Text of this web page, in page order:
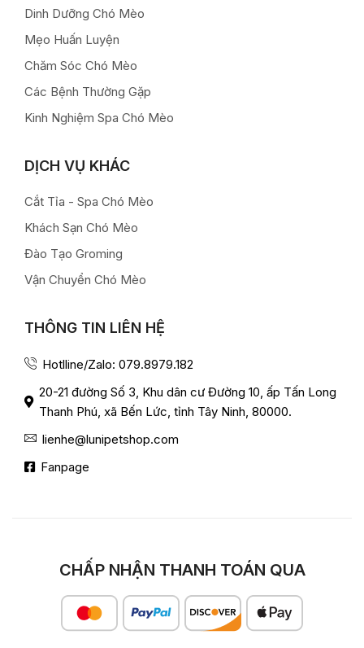
Dinh Dưỡng Chó Mèo
Mẹo Huấn Luyện
Chăm Sóc Chó Mèo
Các Bệnh Thường Gặp
Kinh Nghiệm Spa Chó Mèo
DỊCH VỤ KHÁC
Cắt Tỉa - Spa Chó Mèo
Khách Sạn Chó Mèo
Đào Tạo Groming
Vận Chuyển Chó Mèo
THÔNG TIN LIÊN HỆ
Hotlline/Zalo: 079.8979.182
20-21 đường Số 3, Khu dân cư Đường 10, ấp Tấn Long
Thanh Phú, xã Bến Lức, tỉnh Tây Ninh, 80000.
lienhe@lunipetshop.com
Fanpage
CHẤP NHẬN THANH TOÁN QUA